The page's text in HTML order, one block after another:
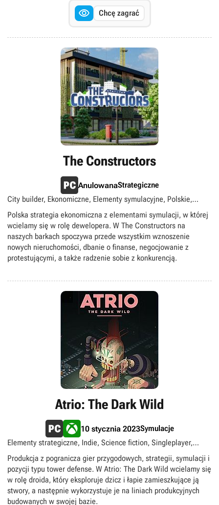
 Chcę zagrać
The Constructors
AnulowanaStrategiczne
City builder, Ekonomiczne, Elementy symulacyjne, Polskie,
Singleplayer
Polska strategia ekonomiczna z elementami symulacji, w której
wcielamy się w rolę dewelopera. W The Constructors na
naszych barkach spoczywa przede wszystkim wznoszenie
nowych nieruchomości, dbanie o finanse, negocjowanie z
protestującymi, a także radzenie sobie z konkurencją.
Atrio: The Dark Wild
10 stycznia 2023Symulacje
Elementy strategiczne, Indie, Science fiction, Singleplayer,
Tower defense, Widok izometryczny
Produkcja z pogranicza gier przygodowych, strategii, symulacji i
pozycji typu tower defense. W Atrio: The Dark Wild wcielamy się
w rolę droida, który eksploruje dzicz i łapie zamieszkujące ją
stwory, a następnie wykorzystuje je na liniach produkcyjnych
budowanych w swojej bazie.